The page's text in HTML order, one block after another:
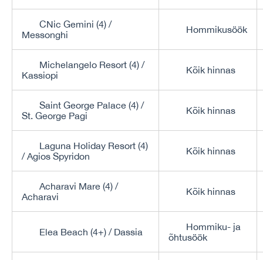
CNic Gemini (4) /
Messonghi
Hommikusöök
Michelangelo Resort (4) /
Kassiopi
Kõik hinnas
Saint George Palace (4) /
St. George Pagi
Kõik hinnas
Laguna Holiday Resort (4)
/ Agios Spyridon
Kõik hinnas
Acharavi Mare (4) /
Acharavi
Kõik hinnas
Elea Beach (4+) / Dassia
Hommiku- ja
õhtusöök